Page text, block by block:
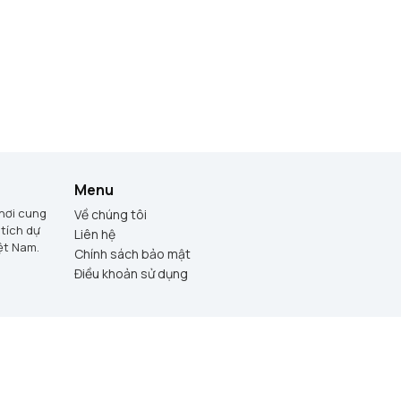
cung
dự
Nam.
Menu
Về chúng tôi
Liên hệ
Chính sách bảo mật
Điều khoản sử dụng